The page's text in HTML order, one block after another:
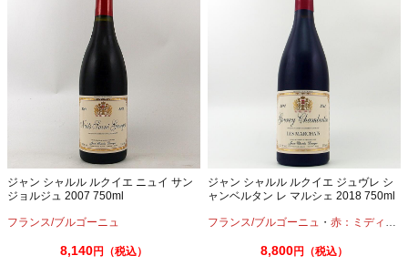
ジャン シャルル ルクイエ ニュイ サン
ジョルジュ 2007 750ml
フランス/ブルゴーニュ
8,140円（税込）
ジャン シャルル ルクイエ ジュヴレ シ
ャンベルタン レ マルシェ 2018 750ml
フランス/ブルゴーニュ ・赤：ミディアムボディ
8,800円（税込）